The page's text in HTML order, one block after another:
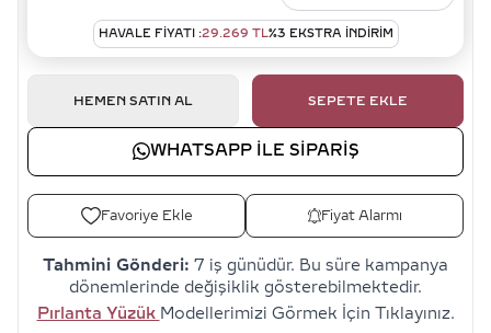
HAVALE FIYATI :29.269 TL%3 EKSTRA İNDİRİM
HEMEN SATIN AL SEPETE EKLE
WHATSAPP ILE SIPARIŞ
Favoriye Ekle Fiyat Alarmı
Tahmini Gönderi: 7 iş günüdür. Bu süre kampanya
dönemlerinde değişiklik gösterebilmektedir.
Pırlanta Yüzük Modellerimizi Görmek İçin Tıklayınız.